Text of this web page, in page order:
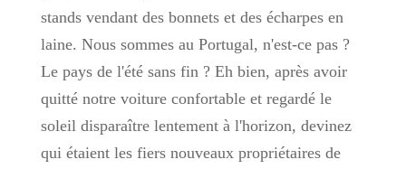
stands vendant des bonnets et des écharpes en
laine. Nous sommes au Portugal, n'est-ce pas ?
Le pays de l'été sans fin ? Eh bien, après avoir
quitté notre voiture confortable et regardé le
soleil disparaître lentement à l'horizon, devinez
qui étaient les fiers nouveaux propriétaires de